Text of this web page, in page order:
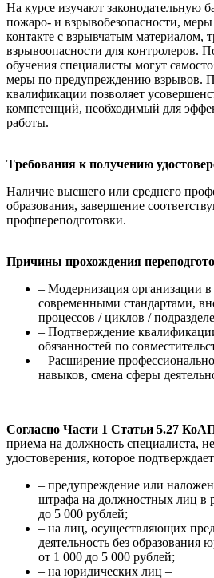
На курсе изучают законодательную
пожаро- и взрывобезопасности, меры
контакте с взрывчатым материалом,
взрывоопасности для контролеров.
обучения специалисты могут
меры по предупреждению взрывов.
квалификации позволяет
компетенций, необходимый для
работы.
Tребования к получению
Наличие высшего или среднего
образования, завершение
профпереподготовки.
Причины прохождения
– Модернизация организации в
современными стандартами,
процессов / циклов /
– Подтверждение
обязанностей по
– Расширение
навыков, смена сферы
Согласно Части 1 Статьи 5.27
приема на должность специалиста,
удостоверения, которое
– предупреждение или
штрафа на должностных лиц в
до 5 000 рублей;
– на лиц, осуществляющих
деятельность без образования
от 1 000 до 5 000 рублей;
– на юридических лиц –